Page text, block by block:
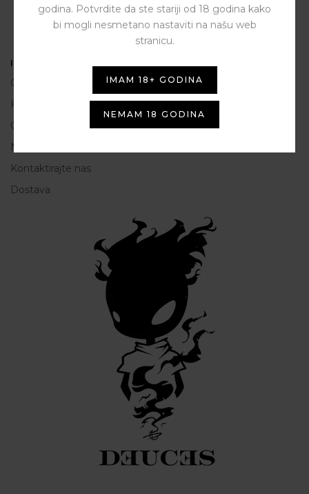
Informacije
O nama
Kako do nas
Opće Informacije i uvjeti korištenja
Načini plaćanja
Kontaktirajte nas
Dostava
godina. Potvrdite da ste stariji od 18 godina kako
bi mogli nesmetano nastaviti na našu web
stranicu.
IMAM 18+ GODINA
NEMAM 18 GODINA